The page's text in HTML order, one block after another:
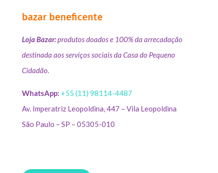
bazar beneficente
Loja Bazar:produtos doados e 100% da arrecadação
destinada aos serviços sociais da Casa do Pequeno
Cidadão.
WhatsApp: +55 (11) 98114-4487
Av. Imperatriz Leopoldina, 447 – Vila Leopoldina
São Paulo – SP – 05305-010